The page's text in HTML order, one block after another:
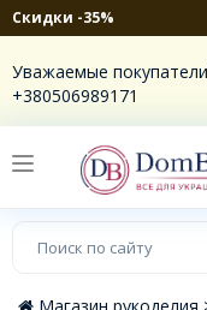
Скидки -35%
Уважаемые
+380506989171